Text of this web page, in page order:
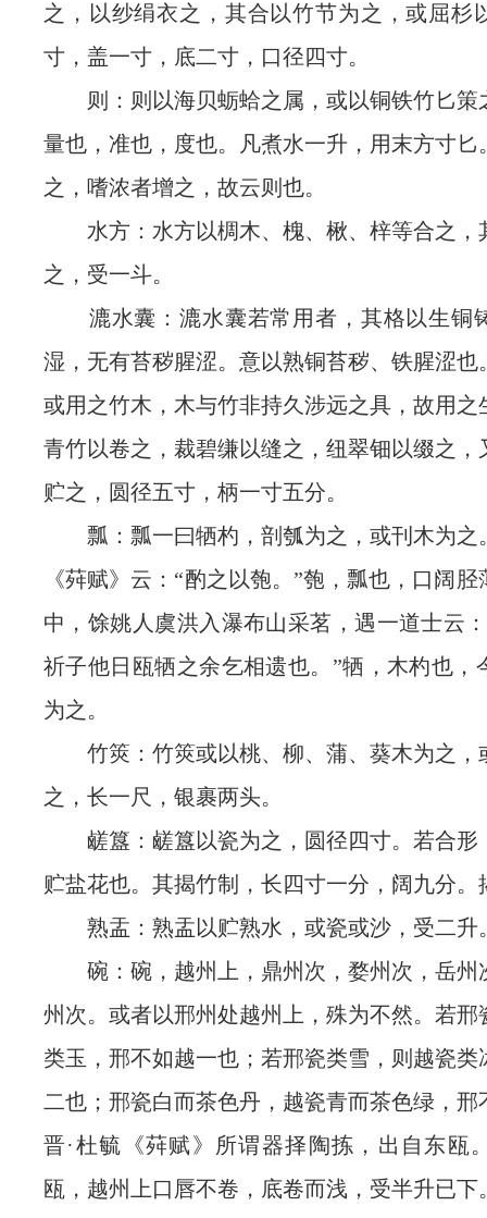
之，以纱绢衣之，其合以竹节为之，或屈杉
寸，盖一寸，底二寸，口径四寸。
则：则以海贝蛎蛤之属，或以铜铁竹匕策
量也，准也，度也。凡煮水一升，用末方寸匕
之，嗜浓者增之，故云则也。
水方：水方以椆木、槐、楸、梓等合之，
之，受一斗。
漉水囊：漉水囊若常用者，其格以生铜
湿，无有苔秽腥涩。意以熟铜苔秽、铁腥涩也
或用之竹木，木与竹非持久涉远之具，故用之
青竹以卷之，裁碧缣以缝之，纽翠钿以缀之，
贮之，圆径五寸，柄一寸五分。
瓢：瓢一曰牺杓，剖瓠为之，或刊木为之
《荈赋》云：“酌之以匏。”匏，瓢也，口阔
中，馀姚人虞洪入瀑布山采茗，遇一道士云
祈子他日瓯牺之余乞相遗也。”牺，木杓也，
为之。
竹筴：竹筴或以桃、柳、蒲、葵木为之，
之，长一尺，银裹两头。
鹾簋：鹾簋以瓷为之，圆径四寸。若合形
贮盐花也。其揭竹制，长四寸一分，阔九分。
熟盂：熟盂以贮熟水，或瓷或沙，受二升
碗：碗，越州上，鼎州次，婺州次，岳州
州次。或者以邢州处越州上，殊为不然。若邢
类玉，邢不如越一也；若邢瓷类雪，则越瓷类
二也；邢瓷白而茶色丹，越瓷青而茶色绿，邢
晋·杜毓《荈赋》所谓器择陶拣，出自东瓯
瓯，越州上口唇不卷，底卷而浅，受半升已下